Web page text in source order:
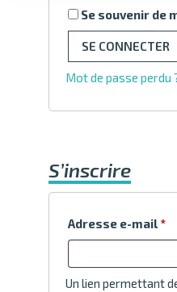
Alternative:
Se souvenir de
SE CONNECTER
Mot de passe perdu
S’inscrire
Adresse e-mail *
Un lien permettant